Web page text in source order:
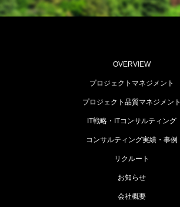
OVERVIEW
プロジェクトマネジメント
プロジェクト品質マネジメント
IT戦略・ITコンサルティング
コンサルティング実績・事例
リクルート
お知らせ
会社概要